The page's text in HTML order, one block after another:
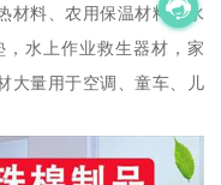
材料、农用保温材料、水
水上作业救生器材，家
大量用于空调、童车、儿